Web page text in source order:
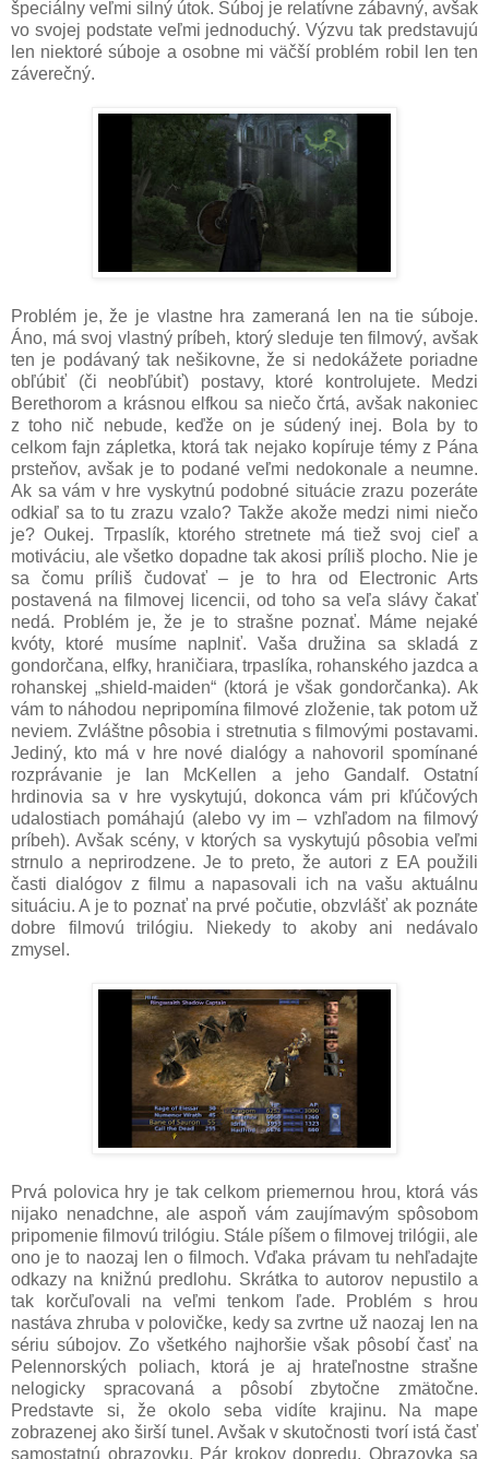
špeciálny veľmi silný útok. Súboj je relatívne zábavný, avšak
vo svojej podstate veľmi jednoduchý. Výzvu tak predstavujú
len niektoré súboje a osobne mi väčší problém robil len ten
záverečný.
Problém je, že je vlastne hra zameraná len na tie súboje.
Áno, má svoj vlastný príbeh, ktorý sleduje ten filmový, avšak
ten je podávaný tak nešikovne, že si nedokážete poriadne
obľúbiť (či neobľúbiť) postavy, ktoré kontrolujete. Medzi
Berethorom a krásnou elfkou sa niečo črtá, avšak nakoniec
z toho nič nebude, keďže on je súdený inej. Bola by to
celkom fajn zápletka, ktorá tak nejako kopíruje témy z Pána
prsteňov, avšak je to podané veľmi nedokonale a neumne.
Ak sa vám v hre vyskytnú podobné situácie zrazu pozeráte
odkiaľ sa to tu zrazu vzalo? Takže akože medzi nimi niečo
je? Oukej. Trpaslík, ktorého stretnete má tiež svoj cieľ a
motiváciu, ale všetko dopadne tak akosi príliš plocho. Nie je
sa čomu príliš čudovať – je to hra od Electronic Arts
postavená na filmovej licencii, od toho sa veľa slávy čakať
nedá. Problém je, že je to strašne poznať. Máme nejaké
kvóty, ktoré musíme naplniť. Vaša družina sa skladá z
gondorčana, elfky, hraničiara, trpaslíka, rohanského jazdca a
rohanskej „shield-maiden“ (ktorá je však gondorčanka). Ak
vám to náhodou nepripomína filmové zloženie, tak potom už
neviem. Zvláštne pôsobia i stretnutia s filmovými postavami.
Jediný, kto má v hre nové dialógy a nahovoril spomínané
rozprávanie je Ian McKellen a jeho Gandalf. Ostatní
hrdinovia sa v hre vyskytujú, dokonca vám pri kľúčových
udalostiach pomáhajú (alebo vy im – vzhľadom na filmový
príbeh). Avšak scény, v ktorých sa vyskytujú pôsobia veľmi
strnulo a neprirodzene. Je to preto, že autori z EA použili
časti dialógov z filmu a napasovali ich na vašu aktuálnu
situáciu. A je to poznať na prvé počutie, obzvlášť ak poznáte
dobre filmovú trilógiu. Niekedy to akoby ani nedávalo
zmysel.
Prvá polovica hry je tak celkom priemernou hrou, ktorá vás
nijako nenadchne, ale aspoň vám zaujímavým spôsobom
pripomenie filmovú trilógiu. Stále píšem o filmovej trilógii, ale
ono je to naozaj len o filmoch. Vďaka právam tu nehľadajte
odkazy na knižnú predlohu. Skrátka to autorov nepustilo a
tak korčuľovali na veľmi tenkom ľade. Problém s hrou
nastáva zhruba v polovičke, kedy sa zvrtne už naozaj len na
sériu súbojov. Zo všetkého najhoršie však pôsobí časť na
Pelennorských poliach, ktorá je aj hrateľnostne strašne
nelogicky spracovaná a pôsobí zbytočne zmätočne.
Predstavte si, že okolo seba vidíte krajinu. Na mape
zobrazenej ako širší tunel. Avšak v skutočnosti tvorí istá časť
samostatnú obrazovku. Pár krokov dopredu. Obrazovka sa